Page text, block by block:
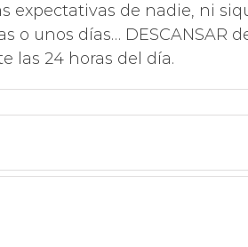
de nadie, ni
unos días… DESCANSAR
las 24 horas del día.